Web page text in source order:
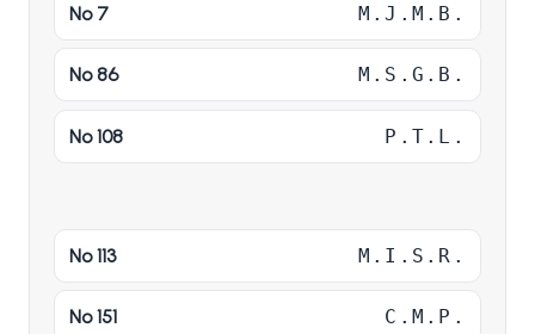
Nº 7 M.J.M.B.
Nº 86 M.S.G.B.
Nº 108 P.T.L.
Nº 113 M.I.S.R.
Nº 151 C.M.P.